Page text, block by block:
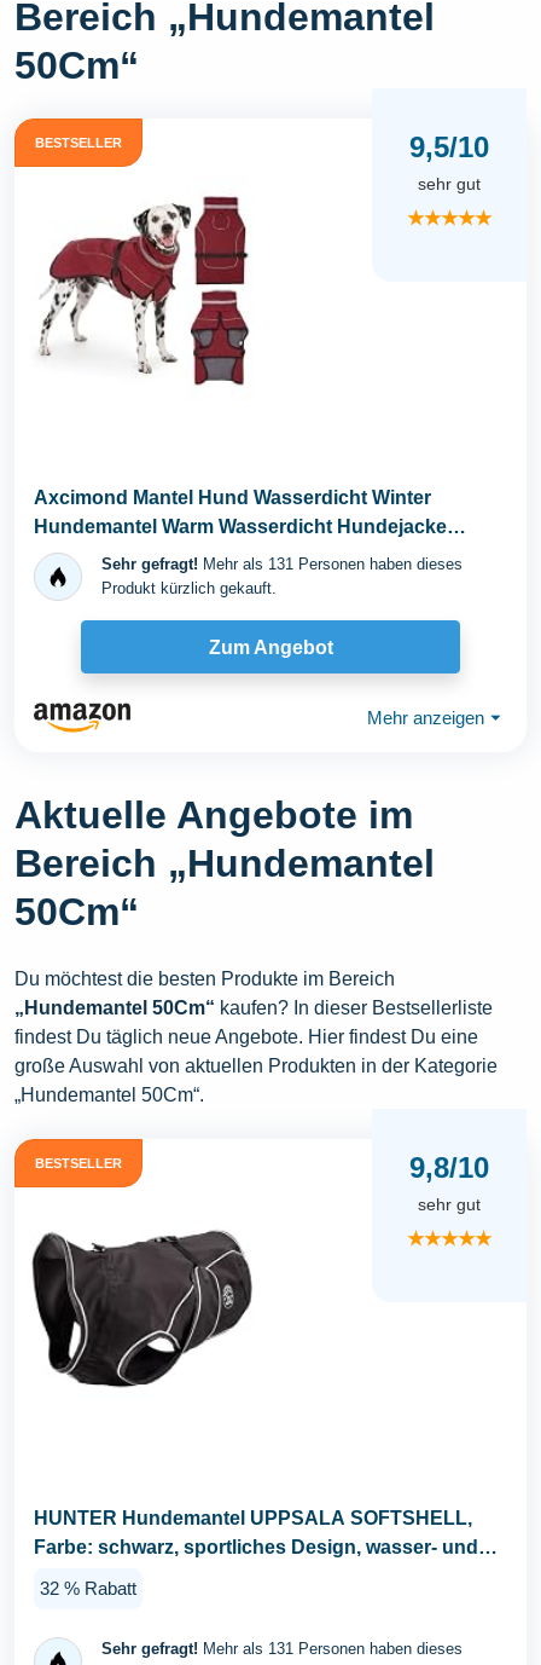
Bereich „Hundemantel
50Cm“
BESTSELLER 9,5/10
sehr gut
★★★★★
Axcimond Mantel Hund Wasserdicht Winter
Hundemantel Warm Wasserdicht Hundejacke
Fleece Hundepullover...
Sehr gefragt! Mehr als 131 Personen haben dieses
Produkt kürzlich gekauft.
Zum Angebot
Mehr anzeigen ⏷
Aktuelle Angebote im
Bereich „Hundemantel
50Cm“
Du möchtest die besten Produkte im Bereich
„Hundemantel 50Cm“ kaufen? In dieser Bestsellerliste
findest Du täglich neue Angebote. Hier findest Du eine
große Auswahl von aktuellen Produkten in der Kategorie
„Hundemantel 50Cm“.
BESTSELLER 9,8/10
sehr gut
★★★★★
HUNTER Hundemantel UPPSALA SOFTSHELL,
Farbe: schwarz, sportliches Design, wasser- und
32 % Rabatt
Sehr gefragt! Mehr als 131 Personen haben dieses